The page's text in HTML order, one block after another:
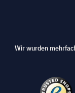
Wir wurden